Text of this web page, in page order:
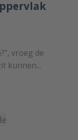
vroeg de
kunnen...